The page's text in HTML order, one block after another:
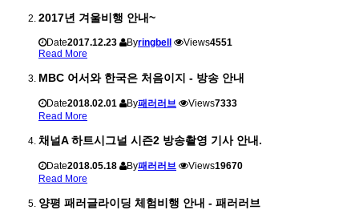
2017년 겨울비행 안내~
Date2017.12.23 Byringbell Views4551
Read More
MBC 어서와 한국은 처음이지 - 방송 안내
Date2018.02.01 By패러러브 Views7333
Read More
채널A 하트시그널 시즌2 방송촬영 기사 안내.
Date2018.05.18 By패러러브 Views19670
Read More
양평 패러글라이딩 체험비행 안내 - 패러러브